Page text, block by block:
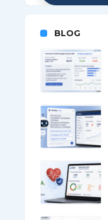
BLOG